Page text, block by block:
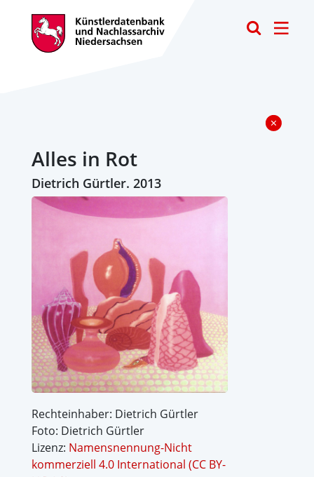
Alles in Rot
Dietrich Gürtler. 2013
Rechteinhaber: Dietrich Gürtler
Foto: Dietrich Gürtler
Lizenz: Namensnennung-Nicht
kommerziell 4.0 International (CC BY-